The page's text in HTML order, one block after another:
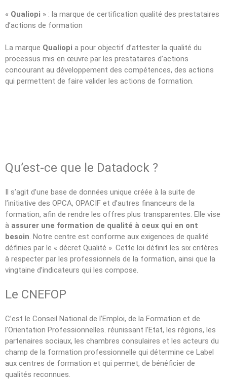
« Qualiopi » : la marque de certification qualité des prestataires
d’actions de formation
La marque Qualiopi a pour objectif d’attester la qualité du
processus mis en œuvre par les prestataires d’actions
concourant au développement des compétences, des actions
qui permettent de faire valider les actions de formation.
Qu’est-ce que le Datadock ?
Il s’agit d’une base de données unique créée à la suite de
l’initiative des OPCA, OPACIF et d’autres financeurs de la
formation, afin de rendre les offres plus transparentes. Elle vise
à assurer une formation de qualité à ceux qui en ont
besoin. Notre centre est conforme aux exigences de qualité
définies par le « décret Qualité ». Cette loi définit les six critères
à respecter par les professionnels de la formation, ainsi que la
vingtaine d’indicateurs qui les compose.
Le CNEFOP
C’est le Conseil National de l’Emploi, de la Formation et de
l’Orientation Professionnelles. réunissant l’Etat, les régions, les
partenaires sociaux, les chambres consulaires et les acteurs du
champ de la formation professionnelle qui détermine ce Label
aux centres de formation et qui permet, de bénéficier de
qualités reconnues.